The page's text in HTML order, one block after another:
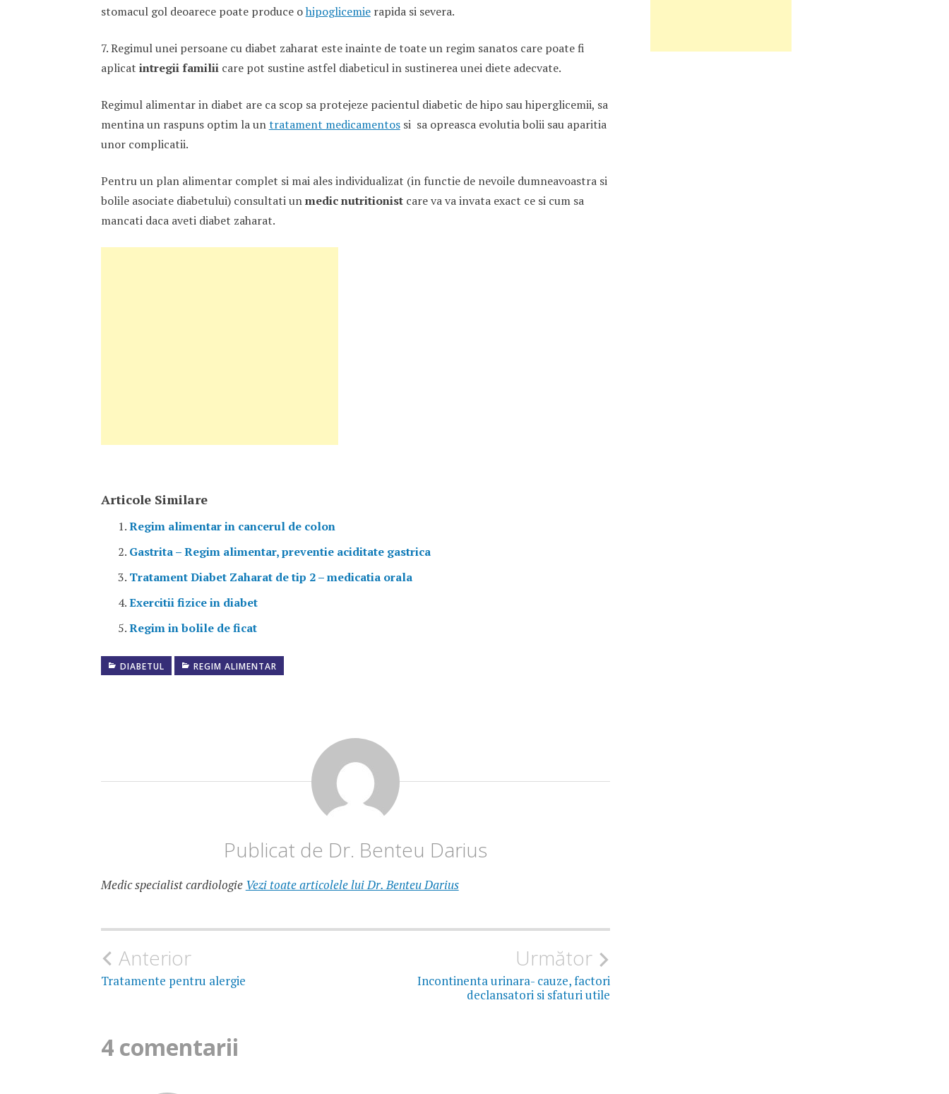
stomacul gol deoarece poate produce ohipoglicemierapida si severa.
7. Regimul unei persoane cu diabet zaharat este inainte de toate un regim sanatos care poate fi
aplicat intregii familiicare pot sustine astfel diabeticul in sustinerea unei diete adecvate.
Regimul alimentar in diabet are ca scop sa protejeze pacientul diabetic de hipo sau hiperglicemii, sa
mentina un raspuns optim la untratament medicamentossi sa opreasca evolutia bolii sau aparitia
unor complicatii.
Pentru un plan alimentar complet si mai ales individualizat (in functie de nevoile dumneavoastra si
bolile asociate diabetului) consultati unmedic nutritionistcare va va invata exact ce si cum sa
mancati daca aveti diabet zaharat.
Articole Similare
Regim alimentar in cancerul de colon
Gastrita – Regim alimentar, preventie aciditate gastrica
Tratament Diabet Zaharat de tip 2 – medicatia orala
Exercitii fizice in diabet
Regim in bolile de ficat
DIABETUL
REGIM ALIMENTAR
ALCOOL
REGIM
DIABETUL
Publicat de Dr. Benteu Darius
Medic specialist cardiologie Vezi toate articolele lui Dr. Benteu Darius
Navigare
în
Anterior
Tratamente pentru alergie
Următor
Incontinenta urinara- cauze, factori
declansatori si sfaturi utile
4 comentarii